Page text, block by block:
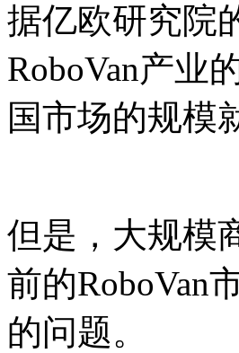
据亿欧研究院
RoboVan产业
国市场的规模
但是，大规模
前的RoboVan
的问题。